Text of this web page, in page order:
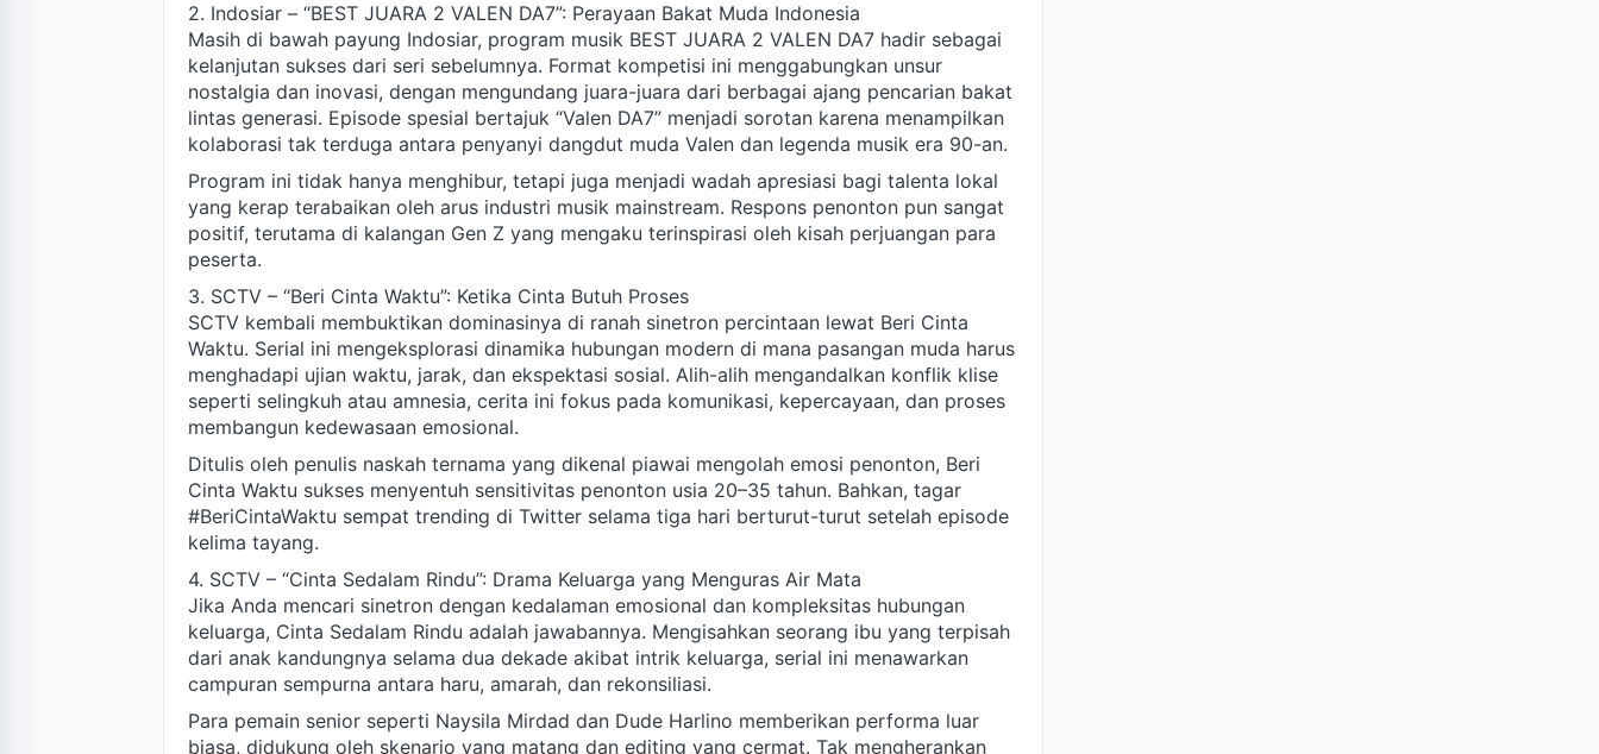
2. Indosiar – “BEST JUARA 2 VALEN DA7”: Perayaan Bakat Muda Indonesia
Masih di bawah payung Indosiar, program musik BEST JUARA 2 VALEN DA7 hadir sebagai
kelanjutan sukses dari seri sebelumnya. Format kompetisi ini menggabungkan unsur
nostalgia dan inovasi, dengan mengundang juara-juara dari berbagai ajang pencarian bakat
lintas generasi. Episode spesial bertajuk “Valen DA7” menjadi sorotan karena menampilkan
kolaborasi tak terduga antara penyanyi dangdut muda Valen dan legenda musik era 90-an.
Program ini tidak hanya menghibur, tetapi juga menjadi wadah apresiasi bagi talenta lokal
yang kerap terabaikan oleh arus industri musik mainstream. Respons penonton pun sangat
positif, terutama di kalangan Gen Z yang mengaku terinspirasi oleh kisah perjuangan para
peserta.
3. SCTV – “Beri Cinta Waktu”: Ketika Cinta Butuh Proses
SCTV kembali membuktikan dominasinya di ranah sinetron percintaan lewat Beri Cinta
Waktu. Serial ini mengeksplorasi dinamika hubungan modern di mana pasangan muda harus
menghadapi ujian waktu, jarak, dan ekspektasi sosial. Alih-alih mengandalkan konflik klise
seperti selingkuh atau amnesia, cerita ini fokus pada komunikasi, kepercayaan, dan proses
membangun kedewasaan emosional.
Ditulis oleh penulis naskah ternama yang dikenal piawai mengolah emosi penonton, Beri
Cinta Waktu sukses menyentuh sensitivitas penonton usia 20–35 tahun. Bahkan, tagar
#BeriCintaWaktu sempat trending di Twitter selama tiga hari berturut-turut setelah episode
kelima tayang.
4. SCTV – “Cinta Sedalam Rindu”: Drama Keluarga yang Menguras Air Mata
Jika Anda mencari sinetron dengan kedalaman emosional dan kompleksitas hubungan
keluarga, Cinta Sedalam Rindu adalah jawabannya. Mengisahkan seorang ibu yang terpisah
dari anak kandungnya selama dua dekade akibat intrik keluarga, serial ini menawarkan
campuran sempurna antara haru, amarah, dan rekonsiliasi.
Para pemain senior seperti Naysila Mirdad dan Dude Harlino memberikan performa luar
biasa, didukung oleh skenario yang matang dan editing yang cermat. Tak mengherankan